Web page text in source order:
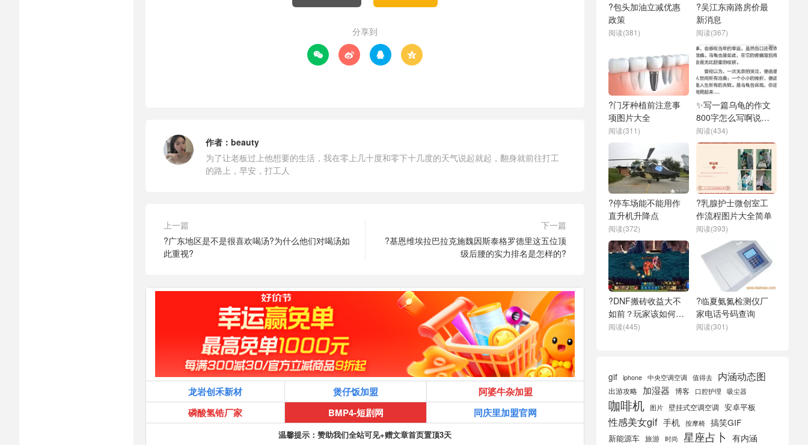
分享到
   
作者： beauty
为了让老板过上他想要的生活，我在零上几十度和零下十几度的天气说起就起，翻身就前往打工
的路上，早安，打工人
上一篇
?广东地区是不是很喜欢喝汤?为什么他们对喝汤如
此重视?
下一篇
?基恩维埃拉巴拉克施魏因斯泰格罗德里这五位顶
级后腰的实力排名是怎样的?
龙岩创禾新材 煲仔饭加盟
阿婆牛杂加盟
磷酸氢锆厂家
BMP4-短剧网 同庆里加盟官网
温馨提示：赞助我们全站可见+赠文章首页置顶3天
?包头加油立减优惠
政策
阅读(381)
?吴江东南路房价最
新消息
阅读(367)
?门牙种植前注意事
项图片大全
阅读(311)
✨写一篇乌龟的作文
800字怎么写啊说明
文
阅读(434)
?停车场能不能用作
直升机升降点
阅读(372)
?乳腺护士微创室工
作流程图片大全简单
阅读(393)
?DNF搬砖收益大不
如前？玩家该如何应
对新挑战
阅读(445)
?临夏氨氮检测仪厂
家电话号码查询
阅读(301)
gif iphone 中央空调空调 值得去 内涵动态图
出游攻略 加湿器 博客 口腔护理 吸尘器
咖啡机 图片 壁挂式空调空调 安卓平板
性感美女gif 手机 按摩椅 搞笑GIF
新能源车 旅游 时尚 星座占卜 有内涵